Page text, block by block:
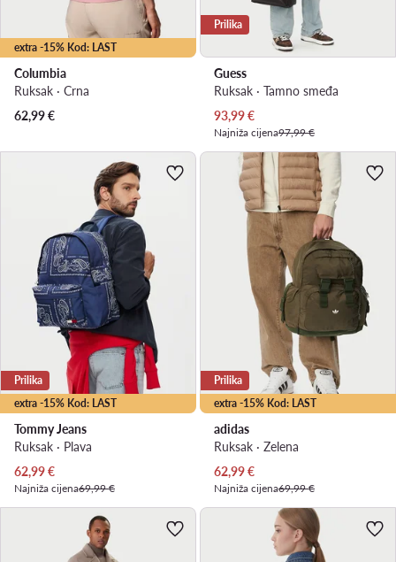
extra -15% Kod: LAST
Columbia
Ruksak · Crna
62,99€
Prilika
Guess
Ruksak · Tamno smeđa
Trenutna cijena
93,99€
Najniža cijena97,99 €
extra -15% Kod: LAST
Prilika
Tommy Jeans
Ruksak · Plava
Trenutna cijena
62,99€
Najniža cijena69,99 €
extra -15% Kod: LAST
Prilika
adidas
Ruksak · Zelena
Trenutna cijena
62,99€
Najniža cijena69,99 €